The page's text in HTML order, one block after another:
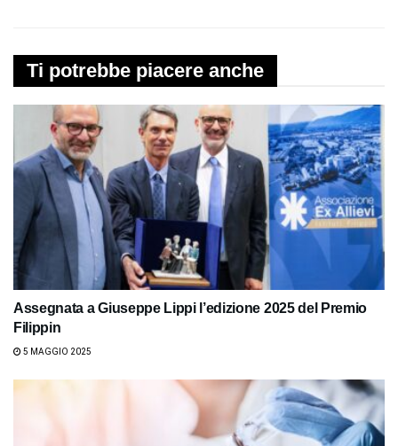
Ti potrebbe piacere anche
Assegnata a Giuseppe Lippi l’edizione 2025 del Premio
Filippin
5 MAGGIO 2025